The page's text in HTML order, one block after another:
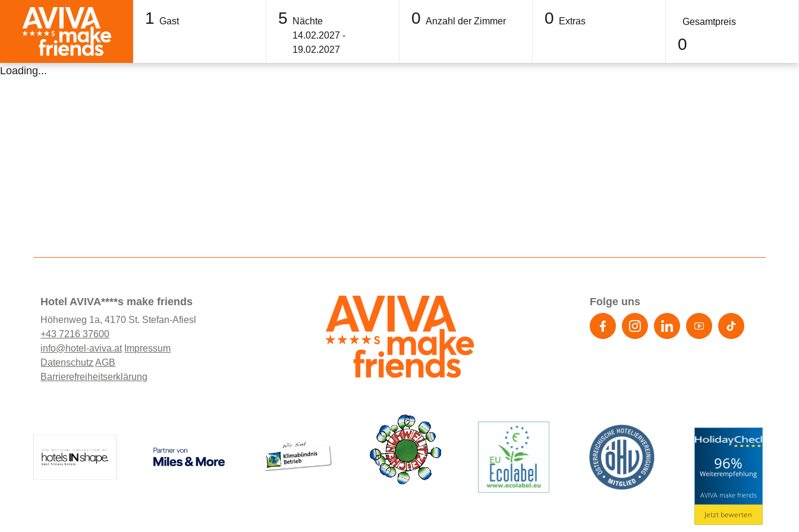
1 Gast 5
Nächte
14.02.2027 -
19.02.2027
0 Anzahl der Zimmer 0 Extras
0
Gesamtpreis
Loading...
Hotel AVIVA****s make friends
Höhenweg 1a, 4170 St. Stefan-Afiesl
+43 7216 37600
info@hotel-aviva.at Impressum
Datenschutz AGB
Barrierefreiheitserklärung
Folge uns
96%
Weiterempfehlung
AVIVA make friends
Jetzt bewerten